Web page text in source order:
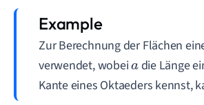
Zur Berechnung der Flächen
verwendet, wobeiadie Länge
Kante eines Oktaeders kennst,